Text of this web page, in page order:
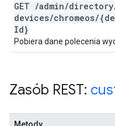
GET /admin/directory
devices/chromeos/
Id}
Pobiera dane polecenia
Zasób REST: